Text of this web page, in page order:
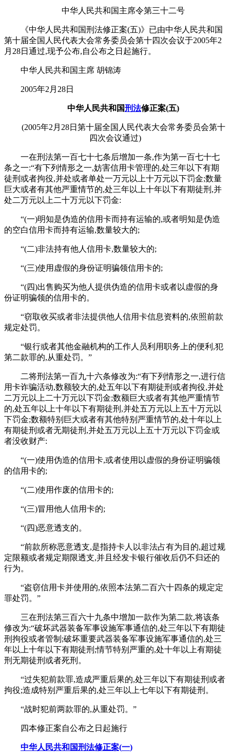
中华人民共和国主席令第三十二号
《中华人民共和国刑法修正案(五)》已由中华人民共和国
第十届全国人民代表大会常务委员会第十四次会议于2005年2
月28日通过,现予公布,自公布之日起施行。
中华人民共和国主席 胡锦涛
2005年2月28日
中华人民共和国刑法修正案(五)
(2005年2月28日第十届全国人民代表大会常务委员会第十
四次会议通过)
一在刑法第一百七十七条后增加一条,作为第一百七十七
条之一:“有下列情形之一,妨害信用卡管理的,处三年以下有期
徒刑或者拘役,并处或者单处一万元以上十万元以下罚金;数量
巨大或者有其他严重情节的,处三年以上十年以下有期徒刑,并
处二万元以上二十万元以下罚金:
“(一)明知是伪造的信用卡而持有运输的,或者明知是伪造
的空白信用卡而持有运输,数量较大的;
“(二)非法持有他人信用卡,数量较大的;
“(三)使用虚假的身份证明骗领信用卡的;
“(四)出售购买为他人提供伪造的信用卡或者以虚假的身
份证明骗领的信用卡的。
“窃取收买或者非法提供他人信用卡信息资料的,依照前款
规定处罚。
“银行或者其他金融机构的工作人员利用职务上的便利,犯
第二款罪的,从重处罚。”
二将刑法第一百九十六条修改为:“有下列情形之一,进行信
用卡诈骗活动,数额较大的,处五年以下有期徒刑或者拘役,并处
二万元以上二十万元以下罚金;数额巨大或者有其他严重情节
的,处五年以上十年以下有期徒刑,并处五万元以上五十万元以
下罚金;数额特别巨大或者有其他特别严重情节的,处十年以上
有期徒刑或者无期徒刑,并处五万元以上五十万元以下罚金或
者没收财产:
“(一)使用伪造的信用卡,或者使用以虚假的身份证明骗领
的信用卡的;
“(二)使用作废的信用卡的;
“(三)冒用他人信用卡的;
“(四)恶意透支的。
“前款所称恶意透支,是指持卡人以非法占有为目的,超过规
定限额或者规定期限透支,并且经发卡银行催收后仍不归还的
行为。
“盗窃信用卡并使用的,依照本法第二百六十四条的规定定
罪处罚。”
三在刑法第三百六十九条中增加一款作为第二款,将该条
修改为:“破坏武器装备军事设施军事通信的,处三年以下有期徒
刑拘役或者管制;破坏重要武器装备军事设施军事通信的,处三
年以上十年以下有期徒刑;情节特别严重的,处十年以上有期徒
刑无期徒刑或者死刑。
“过失犯前款罪,造成严重后果的,处三年以下有期徒刑或者
拘役;造成特别严重后果的,处三年以上七年以下有期徒刑。
“战时犯前两款罪的,从重处罚。”
四本修正案自公布之日起施行
中华人民共和国刑法修正案(一)